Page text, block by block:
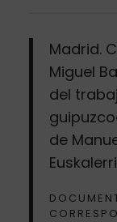
Madrid.
Miguel
del
de